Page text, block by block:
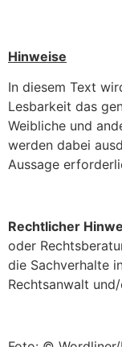
Hinweise
In diesem Text
Lesbarkeit das
Weibliche und
werden dabei
Aussage
Rechtlicher
oder
die Sachverhalte
Rechtsanwalt